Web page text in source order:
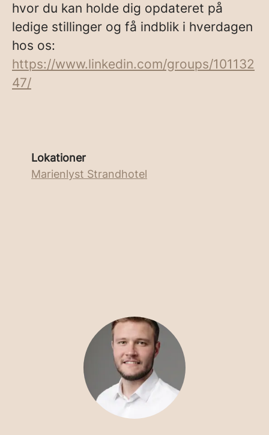
hvor du kan holde dig opdateret på
ledige stillinger og få indblik i hverdagen
hos os:
https://www.linkedin.com/groups/101132
47/
Lokationer
Marienlyst Strandhotel